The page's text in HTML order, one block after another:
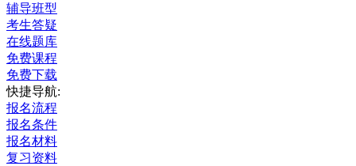
辅导班型
考生答疑
在线题库
免费课程
免费下载
快捷导航:
报名流程
报名条件
报名材料
复习资料